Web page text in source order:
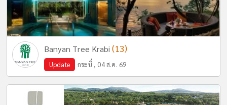
Banyan Tree Krabi(13)
Update กระบี่ , 04 ส.ค. 69